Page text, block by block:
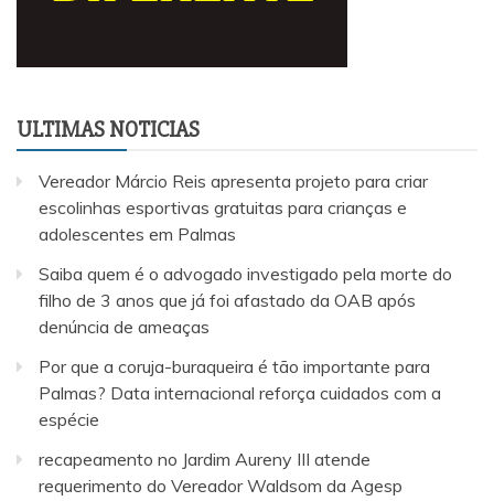
ULTIMAS NOTICIAS
Vereador Márcio Reis apresenta projeto para criar
escolinhas esportivas gratuitas para crianças e
adolescentes em Palmas
Saiba quem é o advogado investigado pela morte do
filho de 3 anos que já foi afastado da OAB após
denúncia de ameaças
Por que a coruja-buraqueira é tão importante para
Palmas? Data internacional reforça cuidados com a
espécie
recapeamento no Jardim Aureny III atende
requerimento do Vereador Waldsom da Agesp